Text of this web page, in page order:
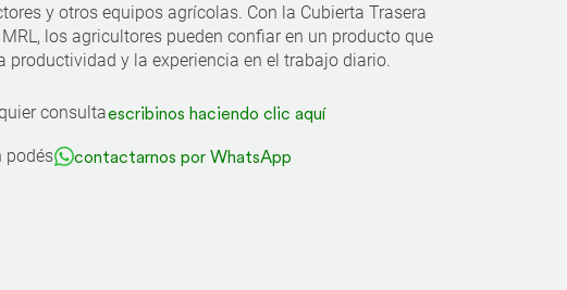
y otros equipos agrícolas. Con la Cubierta Trasera
los agricultores pueden confiar en un producto que
productividad y la experiencia en el trabajo diario.
consultaescribinos haciendo clic aquí
podés contactarnos por WhatsApp